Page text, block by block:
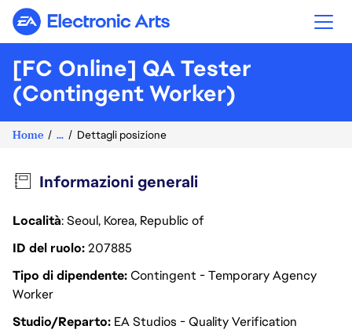
Electronic Arts
[FC Online] QA Tester
(Contingent Worker)
Home ... Dettagli posizione
Informazioni generali
Località: Seoul, Korea, Republic of
ID del ruolo207885
Tipo di dipendenteContingent - Temporary Agency
Worker
Studio/Reparto EA Studios - Quality Verification